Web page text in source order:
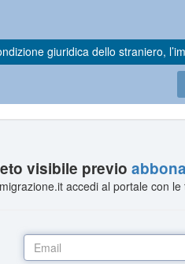
giuridica dello straniero,
visibile previo
accedi al portale con